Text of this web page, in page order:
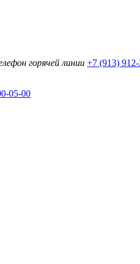
горячей линии +7 (913)
05-00